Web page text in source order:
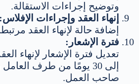
وتوضيح إجراءات الاستقالة.
إنهاء العقد وإجراءات الإفلاس:
إضافة حالة لإنهاء العقد
فترة الإشعار:
تعديل فترة الإشعار لإنهاء
صاحب العمل.